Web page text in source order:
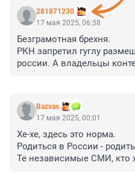
281871230
17 мая 2025, 06:38
Безграмотная брехня.
РКН запретил гуглу
россии. А владельцы
Bazvas
17 мая 2025, 00:01
Хе-хе, здесь это норма.
Родиться в России -
Те независимые СМИ, кто